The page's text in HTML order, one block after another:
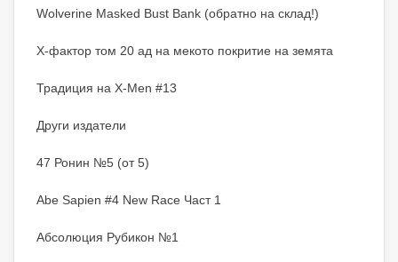
Wolverine Masked Bust Bank (обратно на склад!)
X-фактор том 20 ад на мекото покритие на земята
Традиция на X-Men #13
Други издатели
47 Ронин №5 (от 5)
Abe Sapien #4 New Race Част 1
Абсолюция Рубикон №1